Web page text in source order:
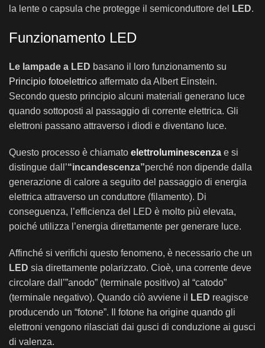
la lente o capsula che protegge il semiconduttore del
LED.
Funzionamento LED
Le lampade a LED basano il loro funzionamento su
Principio fotoelettrico affermato da Albert Einstein.
Secondo questo principio alcuni materiali generano luce
quando sottoposti al passaggio di corrente elettrica. Gli
elettroni passano attraverso i diodi e diventano luce.
Questo processo è chiamato elettroluminescenza e si
distingue dall’“incandescenza”perché non dipende dalla
generazione di calore a seguito del passaggio di energia
elettrica attraverso un conduttore (filamento). Di
conseguenza, l’efficienza del LED è molto più elevata,
poiché utilizza l’energia direttamente per generare luce.
Affinché si verifichi questo fenomeno, è necessario che un
LED sia direttamente polarizzato. Cioè, una corrente deve
circolare dall’”anodo” (terminale positivo) al “catodo”
(terminale negativo). Quando ciò avviene il
LED reagisce
producendo un “fotone”. Il fotone ha origine quando gli
elettroni vengono rilasciati dai gusci di conduzione ai gusci
di valenza.